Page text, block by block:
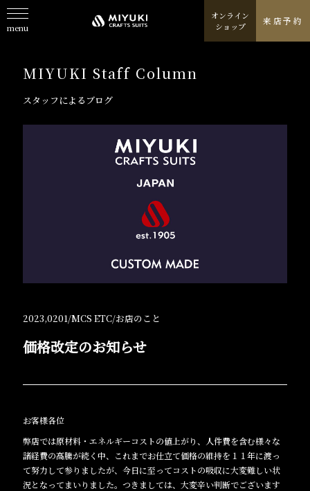
menu
オンライン
ショップ
来店予約
Line Up
スタッフが発信するコラム
MIYUKI Staff Column
スタッフによるブログ
2023,0201/MCS ETC/お店のこと
価格改定のお知らせ
お客様各位
弊店では原材料・エネルギーコストの値上がり、人件費を含む様々な
諸経費の高騰が続く中、これまでお仕立て価格の維持を１１年に渡っ
て努力して参りましたが、今日に至ってコストの吸収に大変難しい状
況となってまいりました。つきましては、大変辛い判断でございます